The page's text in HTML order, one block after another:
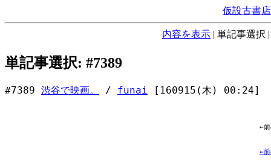
仮設古書店
内容を表示 | 単記事選択
単記事選択: #7389
#7389 渋谷で映画。 / funai [160915(木) 00:24]
←
←